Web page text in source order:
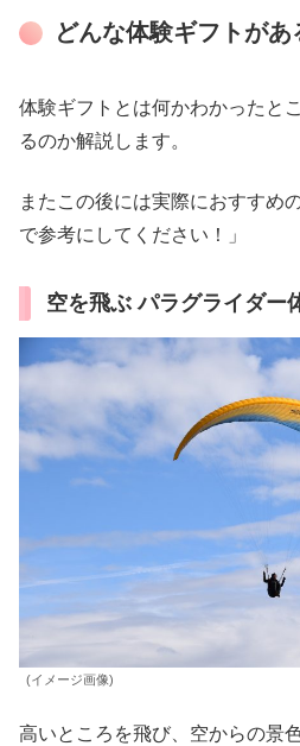
どんな体験ギフトがあ
体験ギフトとは何かわかったと
るのか解説します。
またこの後には実際におすすめ
で参考にしてください！」
空を飛ぶ パラグライダー
(イメージ画像)
高いところを飛び、空からの景